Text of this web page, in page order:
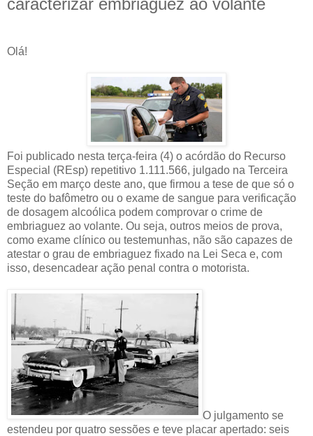
caracterizar embriaguez ao volante
Olá!
Foi publicado nesta terça-feira (4) o acórdão do Recurso
Especial (REsp) repetitivo 1.111.566, julgado na Terceira
Seção em março deste ano, que firmou a tese de que só o
teste do bafômetro ou o exame de sangue para verificação
de dosagem alcoólica podem comprovar o crime de
embriaguez ao volante. Ou seja, outros meios de prova,
como exame clínico ou testemunhas, não são capazes de
atestar o grau de embriaguez fixado na Lei Seca e, com
isso, desencadear ação penal contra o motorista.
O julgamento se
estendeu por quatro sessões e teve placar apertado: seis